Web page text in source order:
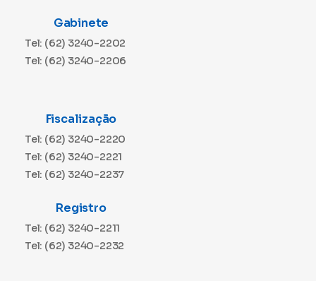
Gabinete
Tel: (62) 3240-2202
Tel: (62) 3240-2206
Fiscalização
Tel: (62) 3240-2220
Tel: (62) 3240-2221
Tel: (62) 3240-2237
Registro
Tel: (62) 3240-2211
Tel: (62) 3240-2232